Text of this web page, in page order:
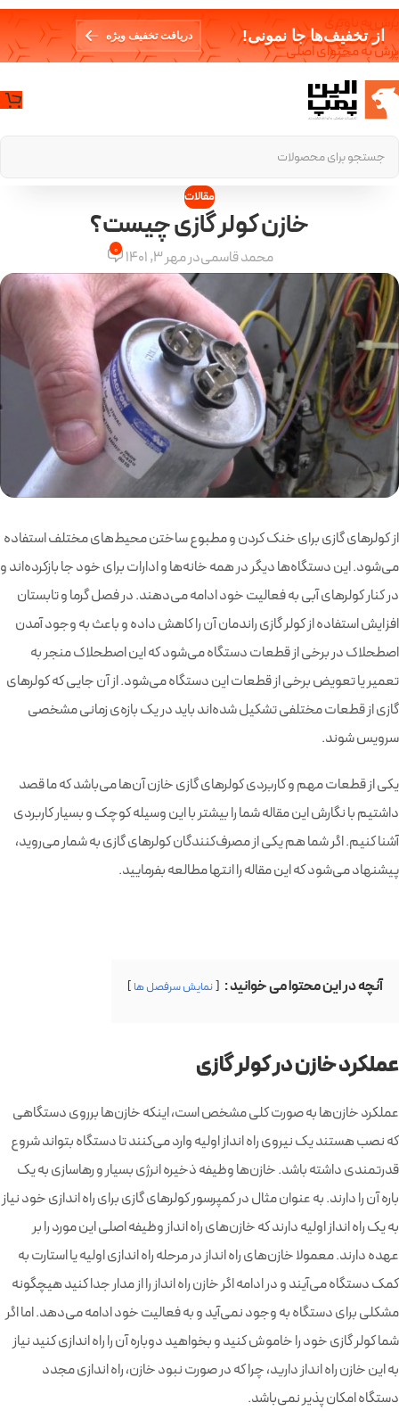
پرش به ناوبری
پرش به محتوای اصلی
از تخفیف‌ها جا نمونی! دریافت تخفیف ویژه
مقالات
خازن کولر گازی چیست؟
محمد قاسمیدر مهر 3, 1401 0
از کولرهای گازی برای خنک کردن و مطبوع ساختن محیط‌های مختلف استفاده
می‌شود. این دستگاه‌ها دیگر در همه خانه‌ها و ادارات برای خود جا بازکرده‌اند و
در کنار کولرهای آبی به فعالیت خود ادامه می‌دهند. در فصل گرما و تابستان
افزایش استفاده از کولر گازی راندمان آن را کاهش داده و باعث به وجود آمدن
اصطحلاک در برخی از قطعات دستگاه می‌شود که این اصطحلاک منجر به
تعمیر یا تعویض برخی از قطعات این دستگاه می‌شود. از آن جایی که کولرهای
گازی از قطعات مختلفی تشکیل شده‌اند باید در یک بازه‌ی زمانی مشخصی
سرویس شوند.
یکی از قطعات مهم و کاربردی کولرهای گازی خازن آن‌ها می‌باشد که ما قصد
داشتیم با نگارش این مقاله شما را بیشتر با این وسیله کوچک و بسیار کاربردی
آشنا کنیم. اگر شما هم یکی از مصرف‌کنندگان کولرهای گازی به شمار می‌روید،
پیشنهاد می‌شود که این مقاله را انتها مطالعه بفرمایید.
آنچه در این محتوا می خوانید : نمایش سرفصل ها
عملکرد خازن در کولر گازی
عملکرد خازن‌ها به صورت کلی مشخص است، اینکه خازن‌ها برروی دستگاهی
که نصب هستند یک نیروی راه انداز اولیه وارد می‌کنند تا دستگاه بتواند شروع
قدرتمندی داشته باشد. خازن‌ها وظیفه ذخیره انرژی بسیار و رهاسازی به یک
باره آن را دارند. به عنوان مثال در کمپرسور کولرهای گازی برای راه اندازی خود نیاز
به یک راه انداز اولیه دارند که خازن‌های راه انداز وظیفه اصلی این مورد را بر
عهده دارند. معمولا خازن‌های راه انداز در مرحله راه اندازی اولیه یا استارت به
کمک دستگاه می‌آیند و در ادامه اگر خازن راه انداز را از مدار جدا کنید هیچگونه
مشکلی برای دستگاه به وجود نمی‌آید و به فعالیت خود ادامه می‌دهد. اما اگر
شما کولر گازی خود را خاموش کنید و بخواهید دوباره آن را راه اندازی کنید نیاز
به این خازن راه انداز دارید، چرا که در صورت نبود خازن، راه اندازی مجدد
دستگاه امکان پذیر نمی‌باشد.